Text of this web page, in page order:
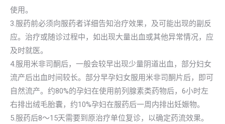
使用。
3.服药前必须向服药者详细告知治疗效果，及可能出现的副反
应。治疗或随诊过程中，如出现大量出血或其他异常情况，应
及时就医。
4.服用米非司酮后，一般会较早出现少量阴道出血，部分妇女
流产后出血时间较长。部分早孕妇女服用米非司酮片后，即可
自然流产。约80%的孕妇在使用前列腺素类药物后，6小时左
右排出绒毛胎囊，约10%孕妇在服药后一周内排出妊娠物。
5.服药后8～15天需要到原治疗单位复诊，以确定药流效果。